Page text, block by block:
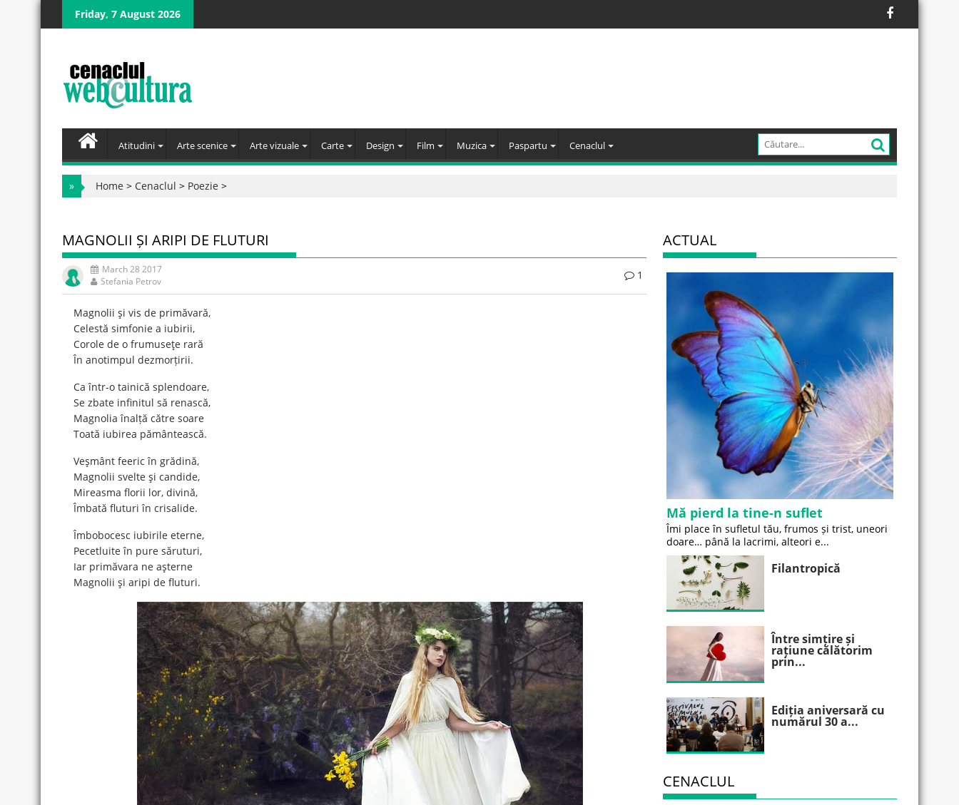
Skip
Friday, 7 August 2026
Atitudini Arte scenice Arte vizuale Carte Design Film Muzica Paspartu Cenaclul
» Home > Cenaclul > Poezie >
MAGNOLII ȘI ARIPI DE FLUTURI
March 28 2017
Stefania Petrov
1
Magnolii şi vis de primăvară,
Celestă simfonie a iubirii,
Corole de o frumuseţe rară
În anotimpul dezmorțirii.
Ca într-o tainică splendoare,
Se zbate infinitul să renască,
Magnolia înalță către soare
Toată iubirea pământească.
Veşmânt feeric în grădină,
Magnolii svelte şi candide,
Mireasma florii lor, divină,
Îmbată fluturi în crisalide.
Îmbobocesc iubirile eterne,
Pecetluite în pure săruturi,
Iar primăvara ne aşterne
Magnolii şi aripi de fluturi.
ACTUAL
Mă pierd la tine-n suflet
Îmi place în sufletul tău, frumos și trist, uneori
doare… până la lacrimi, alteori e...
Filantropică
Între simțire și
rațiune călătorim
prin...
Ediția aniversară cu
numărul 30 a...
CENACLUL